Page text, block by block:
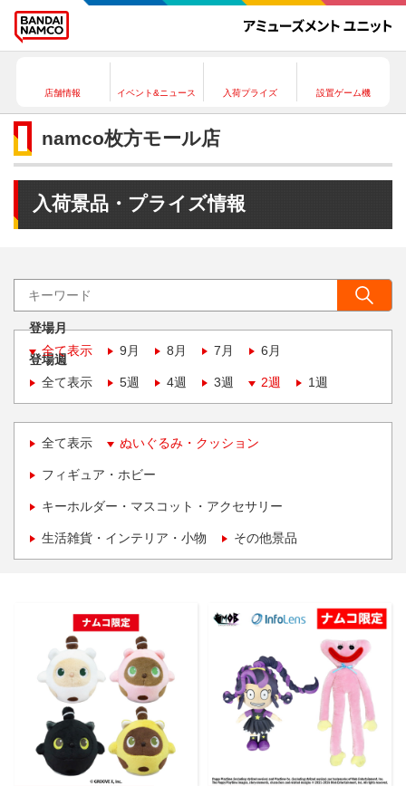
店舗情報 イベント&ニュース 入荷プライズ 設置ゲーム機
namco枚方モール店
入荷景品・プライズ情報
登場月
全て表示
9月 8月 7月 6月
登場週
全て表示
5週 4週 3週 2週 1週
全て表示 ぬいぐるみ・クッション
フィギュア・ホビー
キーホルダー・マスコット・アクセサリー
生活雑貨・インテリア・小物 その他景品